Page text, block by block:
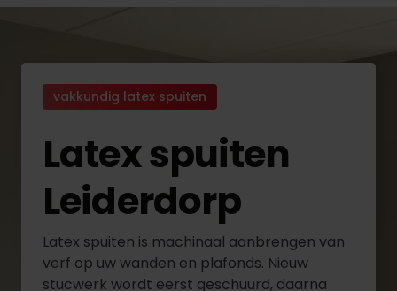
vakkundig latex spuiten
Latex spuiten
Leiderdorp
Latex spuiten is machinaal aanbrengen van
verf op uw wanden en plafonds. Nieuw
stucwerk wordt eerst geschuurd, daarna